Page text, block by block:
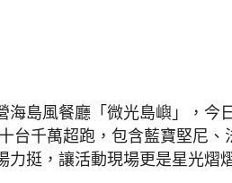
海島風餐廳「微光島嶼」，今
台千萬超跑，包含藍寶堅尼
力挺，讓活動現場更是星光熠